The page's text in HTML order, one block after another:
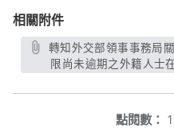
相關附件
限尚未逾期之外籍人士
點閱數：